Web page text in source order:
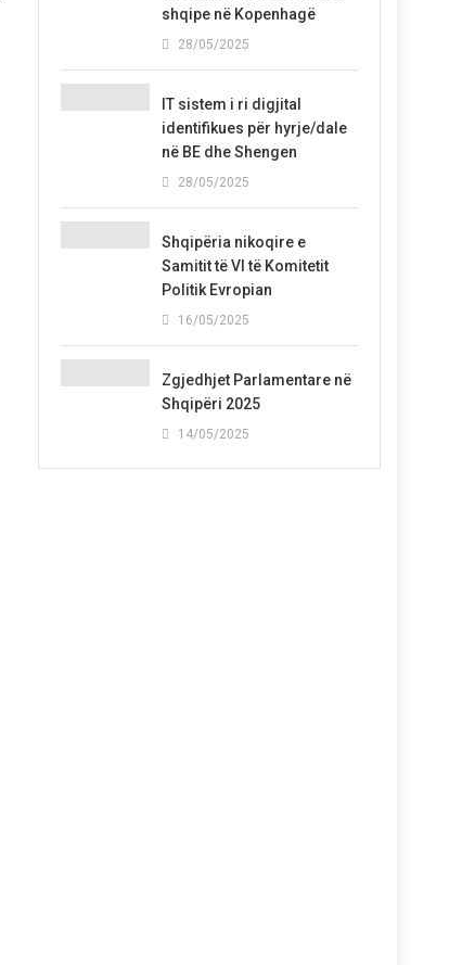
shqipe në Kopenhagë
28/05/2025
IT sistem i ri digjital
identifikues për hyrje/dale
në BE dhe Shengen
28/05/2025
Shqipëria nikoqire e
Samitit të VI të Komitetit
Politik Evropian
16/05/2025
Zgjedhjet Parlamentare në
Shqipëri 2025
14/05/2025